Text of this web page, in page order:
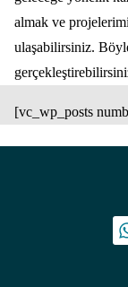
almak ve
ulaşabilirsiniz.
[vc_wp_posts